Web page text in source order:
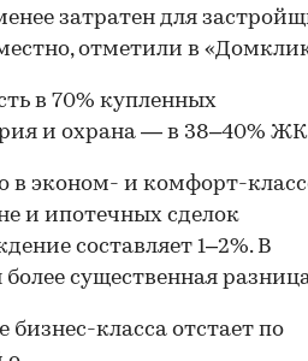
затратен для
отметили в
в 70% купленных
и охрана — в 38–40%
в эконом- и комфорт-
и ипотечных сделок
составляет 1–2%. В
существенная
класса отстает по